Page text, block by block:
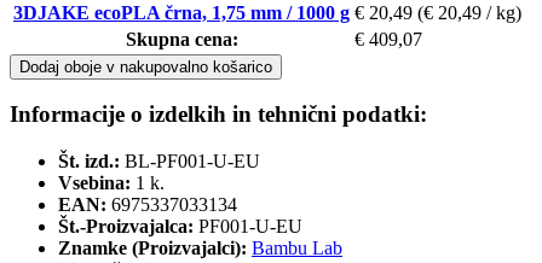
3DJAKE ecoPLA črna, 1,75 mm / 1000 g € 20,49 (€ 20,49 / kg)
Skupna cena:
€ 409,07
Dodaj oboje v nakupovalno košarico
Informacije o izdelkih in tehnični podatki:
Št. izd.: BL-PF001-U-EU
Vsebina: 1 k.
EAN: 6975337033134
Št.-Proizvajalca: PF001-U-EU
Znamke (Proizvajalci): Bambu Lab